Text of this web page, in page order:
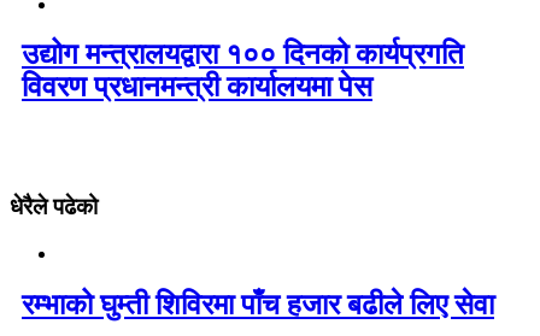
उद्योग मन्त्रालयद्वारा १०० दिनको कार्यप्रगति
विवरण प्रधानमन्त्री कार्यालयमा पेस
धेरैले पढेको
रम्भाको घुम्ती शिविरमा पाँच हजार बढीले लिए सेवा